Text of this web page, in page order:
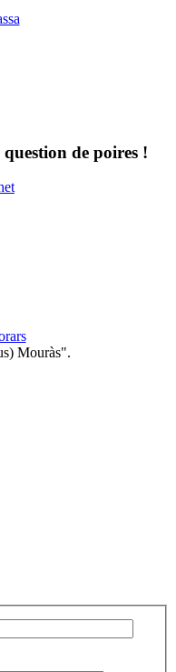
de poires !
Mouràs".